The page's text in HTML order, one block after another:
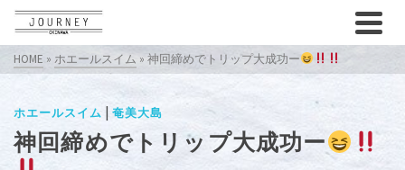
HOME » ホエールスイム » 神回締めでトリップ大成功ー
ホエールスイム | 奄美大島
神回締めでトリップ大成功ー